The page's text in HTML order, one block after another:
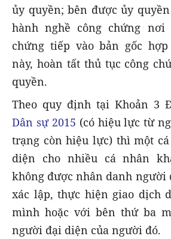
ủy quyền; bên được ủy
hành nghề công chứng
chứng tiếp vào bản gốc
này, hoàn tất thủ tục công
quyền.
Theo quy định tại Khoản 3
Dân sự 2015 (có hiệu lực từ
trạng còn hiệu lực) thì một
diện cho nhiều cá nhân
không được nhân danh người
xác lập, thực hiện giao dịch
mình hoặc với bên thứ ba
người đại diện của người đó.